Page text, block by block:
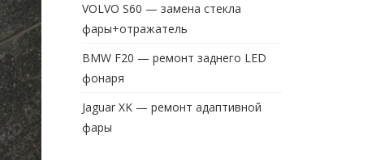
VOLVO S60 — замена стекла
фары+отражатель
BMW F20 — ремонт заднего LED
фонаря
Jaguar XK — ремонт адаптивной
фары